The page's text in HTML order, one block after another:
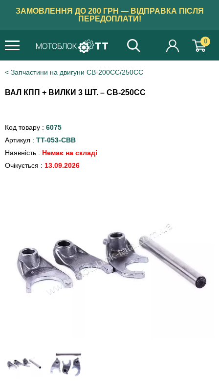
ЗАМОВЛЕННЯ ДО 200 ГРН — ВІДПРАВКА ПІСЛЯ
ПЕРЕДОПЛАТИ!
0
Запчастини на двигуни CB-200CC/250CC
ВАЛ КПП + ВИЛКИ 3 ШТ. – СВ-250СС
Код товару : 6075
Артикул : TT-053-СВВ
Наявність : Немає на складі
Очікується : 13.09.2026